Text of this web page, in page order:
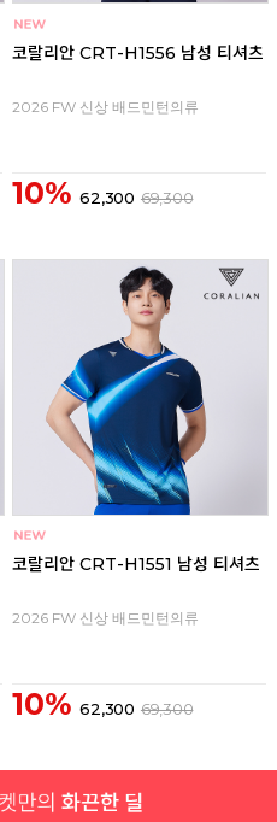
코랄리안 CRT-H1556 남성 티셔츠
2026 FW 신상 배드민턴의류
10% 62,300 69,300
코랄리안 CRT-H1551 남성 티셔츠
2026 FW 신상 배드민턴의류
10% 62,300 69,300